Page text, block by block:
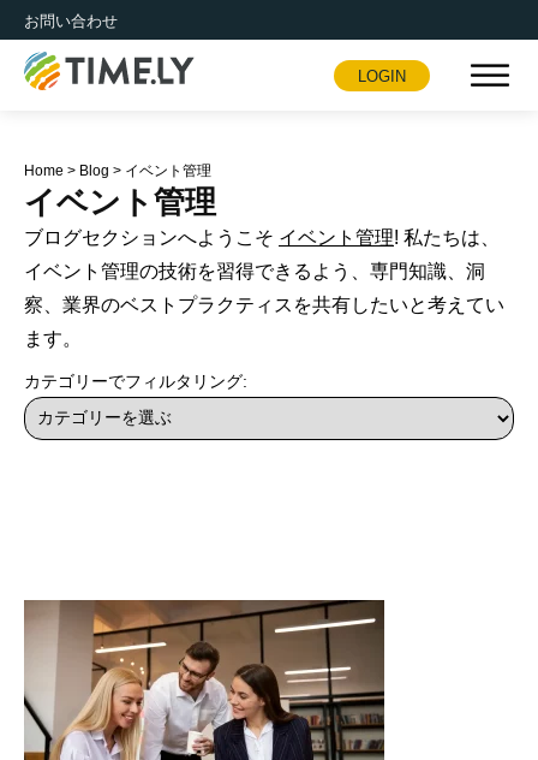
お問い合わせ
Timely
LOGIN
Home > Blog > イベント管理
イベント管理
ブログセクションへようこそ イベント管理! 私たちは、
イベント管理の技術を習得できるよう、専門知識、洞
察、業界のベストプラクティスを共有したいと考えてい
ます。
カテゴリーでフィルタリング: